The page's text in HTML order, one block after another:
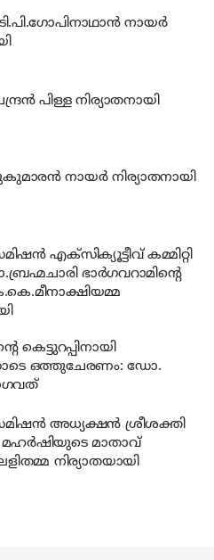
നായര്‍
പിള്ള നിര്യാതനായി
നായര്‍ നിര്യാതനായി
എക്‌സിക്യൂട്ടീവ് കമ്മിറ്റി
ഭാര്‍ഗവറാമിന്റെ
കെട്ടുറപ്പിനായി
ഒത്തുചേരണം: ഡോ.
അധ്യക്ഷന്‍ ശ്രീശക്തി
മഹര്‍ഷിയുടെ മാതാവ്
നിര്യാതയായി